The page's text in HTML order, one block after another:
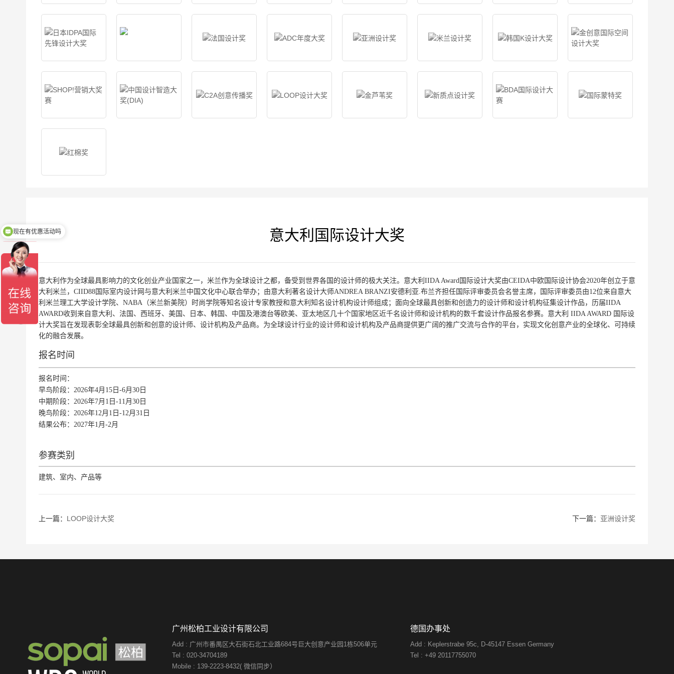
意大利国际设计大奖
意大利作为全球最具影响力的文化创业产业国家之一，米兰作为全球设计之都，备受到世界各国的设计师的极大关注。意大利IIDA Award国际设计大奖由CEIDA中欧国际设计协会2020年创立于意
大利米兰，CIID88国际室内设计网与意大利米兰中国文化中心联合举办；由意大利著名设计大师ANDREA BRANZI安德利亚.布兰齐担任国际评审委员会名誉主席，国际评审委员由12位来自意大
利米兰理工大学设计学院、NABA（米兰新美院）时尚学院等知名设计专家教授和意大利知名设计机构设计师组成；面向全球最具创新和创造力的设计师和设计机构征集设计作品，历届IIDA
AWARD收到来自意大利、法国、西班牙、美国、日本、韩国、中国及港澳台等欧美、亚太地区几十个国家地区近千名设计师和设计机构的数千套设计作品报名参赛。意大利 IIDA AWARD 国际设
计大奖旨在发现表彰全球最具创新和创意的设计师、设计机构及产品商。为全球设计行业的设计师和设计机构及产品商提供更广阔的推广交流与合作的平台，实现文化创意产业的全球化、可持续
化的融合发展。
报名时间
报名时间：
早鸟阶段：2026年4月15日-6月30日
中期阶段：2026年7月1日-11月30日
晚鸟阶段：2026年12月1日-12月31日
结果公布：2027年1月-2月
参赛类别
建筑、室内、产品等
上一篇： LOOP设计大奖 下一篇： 亚洲设计奖
广州松柏工业设计有限公司
Add : 广州市番禺区大石街石北工业路684号巨大创意产业园1栋506单元
Tel : 020-34704189
Mobile : 139-2223-8432( 微信同步）
德国办事处
Add : Keplerstrabe 95c, D-45147 Essen Germany
Tel : +49 20117755070
现在有优惠活动吗